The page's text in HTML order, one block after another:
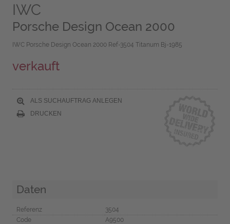
IWC
Porsche Design Ocean 2000
IWC Porsche Design Ocean 2000 Ref-3504 Titanum Bj-1985
verkauft
ALS SUCHAUFTRAG ANLEGEN
DRUCKEN
Daten
Referenz
3504
Code
A9500